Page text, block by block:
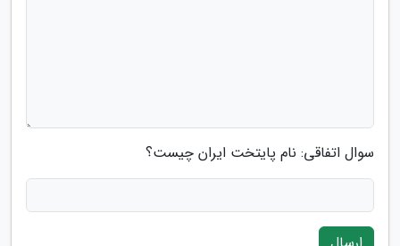
سوال اتفاقی: نام پایتخت ایران چیست؟